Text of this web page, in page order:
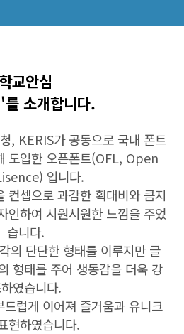
교안심
소개합니다.
, KERIS가 공동으로 국내 폰트
도입한 오픈폰트(OFL, Open
입니다.
컨셉으로 과감한 획대비와 큼지
인하여 시원시원한 느낌을 주었
습니다.
의 단단한 형태를 이루지만 글
형태를 주어 생동감을 더욱 강
였습니다.
럽게 이어져 즐거움과 유니크
현하였습니다.